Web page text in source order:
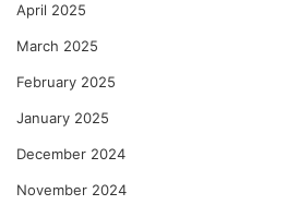
April 2025
March 2025
February 2025
January 2025
December 2024
November 2024